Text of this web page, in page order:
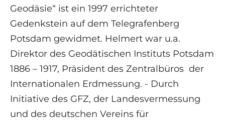
Geodäsie“ ist ein 1997 errichteter
Gedenkstein auf dem Telegrafenberg
Potsdam gewidmet. Helmert war u.a.
Direktor des Geodätischen Instituts Potsdam
1886 – 1917, Präsident des Zentralbüros der
Internationalen Erdmessung. - Durch
Initiative des GFZ, der Landesvermessung
und des deutschen Vereins für